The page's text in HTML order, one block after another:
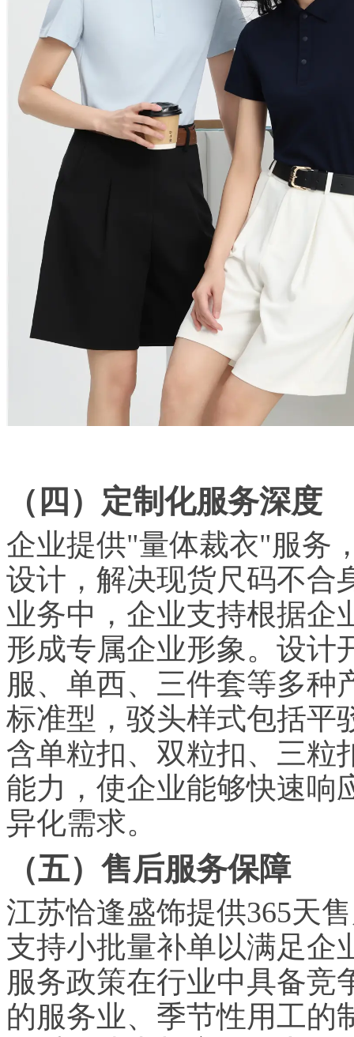
（四）定制化服务深度
企业提供"量体裁衣"服务
设计，解决现货尺码不合
业务中，企业支持根据企
形成专属企业形象。设计
服、单西、三件套等多种
标准型，驳头样式包括平
含单粒扣、双粒扣、三粒
能力，使企业能够快速响
异化需求。
（五）售后服务保障
江苏恰逢盛饰提供365天
支持小批量补单以满足企
服务政策在行业中具备竞
的服务业、季节性用工的